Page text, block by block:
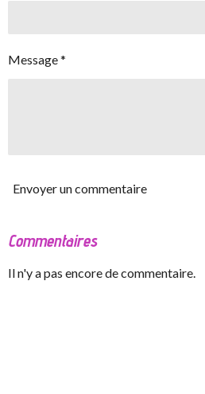
Message *
Envoyer un commentaire
Commentaires
Il n'y a pas encore de commentaire.